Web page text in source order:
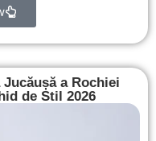
a Rochiei
de Stil 2026